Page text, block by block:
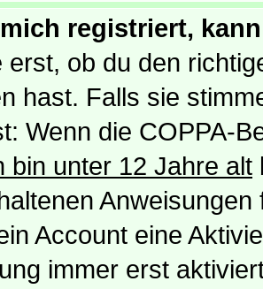
registriert,
erst, ob du den
hast. Falls sie
Wenn die COPPA-
bin unter 12 Jahre alt
Account eine
immer erst